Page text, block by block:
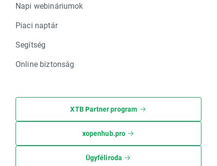
Napi webináriumok
Piaci naptár
Segítség
Online biztonság
XTB Partner program
xopenhub.pro
Ügyféliroda